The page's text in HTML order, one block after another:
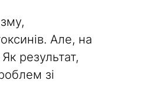
Але, на
Як результат,
зі